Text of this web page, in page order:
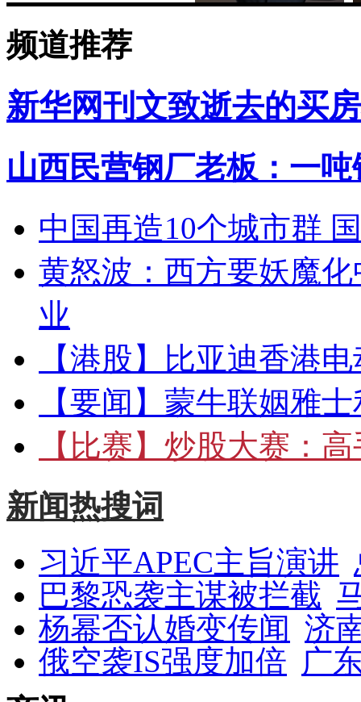
频道推荐
新华网刊文致逝去的买
山西民营钢厂老板：一
中国再造10个城市群
黄怒波：西方要妖魔
业
【港股】
比亚迪香港
【要闻】 蒙牛联姻雅
【比赛】 炒股大赛：高
新闻热搜词
习近平APEC主旨演讲
巴黎恐袭主谋被拦截
杨幂否认婚变传闻 济
俄空袭IS强度加倍 广